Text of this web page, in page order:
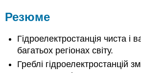
Резюме
Гідроелектростанція чиста і
багатьох регіонах світу.
Греблі гідроелектростанцій